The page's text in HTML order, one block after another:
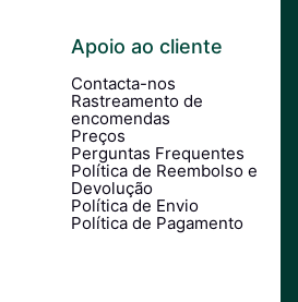
Apoio ao cliente
Contacta-nos
Rastreamento de
encomendas
Preços
Perguntas Frequentes
Política de Reembolso e
Devolução
Política de Envio
Política de Pagamento